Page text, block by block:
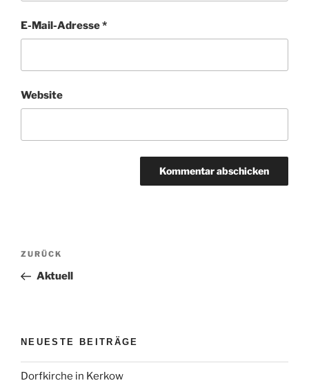
E-Mail-Adresse*
Website
Beitragsnavigation
Vorheriger
Beitrag
ZURÜCK
Aktuell
NEUESTE BEITRÄGE
Dorfkirche in Kerkow